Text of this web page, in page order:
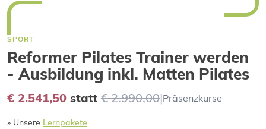
SPORT
Reformer Pilates Trainer werden
- Ausbildung inkl. Matten Pilates
€ 2.541,50 statt € 2.990,00|Präsenzkurse
» Unsere Lernpakete